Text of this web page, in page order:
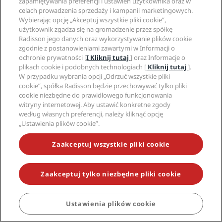
Hotele przyjazne dla rodzin
Zdrowie i bezpieczeństwo
Kariery w RHG
Kariery w PPHE
Kariera EHL
The Club by RHG
Współpraca
Odpowiedzialny biznes
Zaopatrzenie
Centrum prywatności
Informacje prawne
Regulamin Radisson Rewards
Umowa dotycząca korzystania z witryny
Dostępność cyfrowa
Oświadczenie dotyczące współczesnego niewolnictwa
Pomoc
Ostrzeżenia dla klientów
Kontakt
Najczęściej zadawane pytania
Mapa witryny
Media społecznościowe
Marki Radisson Hotels
NIE PRZEGAP NAJCIEKAWSZYCH OFERT
© 2026 Radisson Hotel Group.Wszelkie prawa zastrzeżone. RHG
Radisson Hotel Group, Radisson, Radisson RED, Radisson Blu, Radisson
Collection, Radisson Individuals, Park Plaza, Park Inn, Country Inn &
Suites, Prize by Radisson, Radisson Rewards oraz Radisson Meetings są
znakami towarowymi Radisson Hotel Group.
celach prowadzenia sprzedaży i kampanii marketingowych.
Wybierając opcję „Akceptuj wszystkie pliki cookie”,
użytkownik zgadza się na gromadzenie przez spółkę
Radisson jego danych oraz wykorzystywanie plików cookie
zgodnie z postanowieniami zawartymi w Informacji o
ochronie prywatności [I Kliknij tutaj] oraz Informacje o
plikach cookie i podobnych technologiach [ Kliknij tutaj].
W przypadku wybrania opcji „Odrzuć wszystkie pliki
cookie”, spółka Radisson będzie przechowywać tylko pliki
cookie niezbędne do prawidłowego funkcjonowania
witryny internetowej. Aby ustawić konkretne zgody
według własnych preferencji, należy kliknąć opcję
„Ustawienia plików cookie”.
Zaakceptuj wszystkie pliki cookie
Zaakceptuj tylko niezbędne pliki cookie
Ustawienia plików cookie